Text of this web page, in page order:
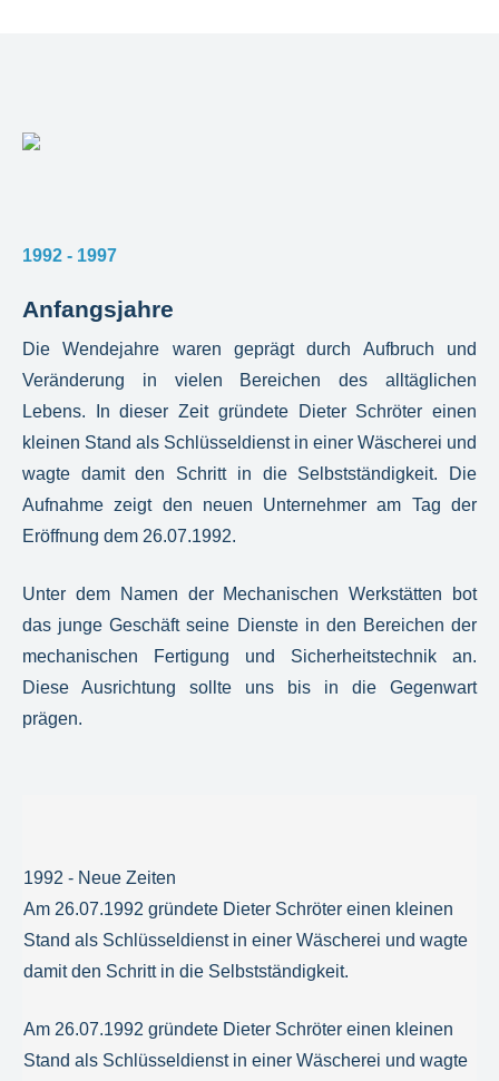
1992 - 1997
Anfangsjahre
Die Wendejahre waren geprägt durch Aufbruch und
Veränderung in vielen Bereichen des alltäglichen
Lebens. In dieser Zeit gründete Dieter Schröter einen
kleinen Stand als Schlüsseldienst in einer Wäscherei und
wagte damit den Schritt in die Selbstständigkeit. Die
Aufnahme zeigt den neuen Unternehmer am Tag der
Eröffnung dem 26.07.1992.
Unter dem Namen der Mechanischen Werkstätten bot
das junge Geschäft seine Dienste in den Bereichen der
mechanischen Fertigung und Sicherheitstechnik an.
Diese Ausrichtung sollte uns bis in die Gegenwart
prägen.
1992 - Neue Zeiten
Am 26.07.1992 gründete Dieter Schröter einen kleinen
Stand als Schlüsseldienst in einer Wäscherei und wagte
damit den Schritt in die Selbstständigkeit.
Am 26.07.1992 gründete Dieter Schröter einen kleinen
Stand als Schlüsseldienst in einer Wäscherei und wagte